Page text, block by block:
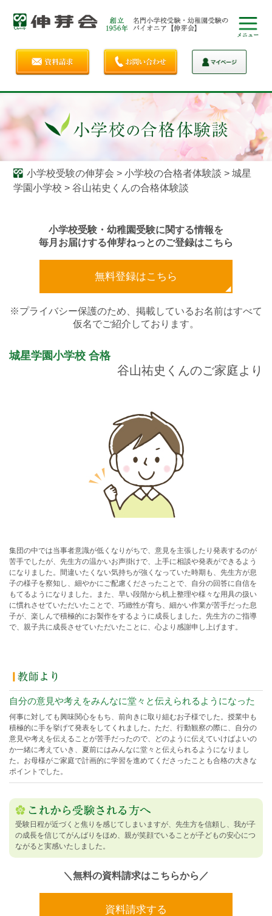
小学校受験の伸芽会 > 小学校の合格者体験談 > 城星
学園小学校 > 谷山祐史くんの合格体験談
小学校受験・幼稚園受験に関する情報を
毎月お届けする伸芽ねっとのご登録はこちら
無料登録はこちら
※プライバシー保護のため、掲載しているお名前はすべて
仮名でご紹介しております。
城星学園小学校 合格
谷山祐史くんのご家庭より
集団の中では当事者意識が低くなりがちで、意見を主張したり発表するのが
苦手でしたが、先生方の温かいお声掛けで、上手に相談や発表ができるよう
になりました。間違いたくない気持ちが強くなっていた時期も、先生方が息
子の様子を察知し、細やかにご配慮くださったことで、自分の回答に自信を
もてるようになりました。また、早い段階から机上整理や様々な用具の扱い
に慣れさせていただいたことで、巧緻性が育ち、細かい作業が苦手だった息
子が、楽しんで積極的にお製作をするように成長しました。先生方のご指導
で、親子共に成長させていただいたことに、心より感謝申し上げます。
自分の意見や考えをみんなに堂々と伝えられるようになった
何事に対しても興味関心をもち、前向きに取り組むお子様でした。授業中も
積極的に手を挙げて発表をしてくれました。ただ、行動観察の際に、自分の
意見や考えを伝えることが苦手だったので、どのように伝えていけばよいの
か一緒に考えていき、夏前にはみんなに堂々と伝えられるようになりまし
た。お母様がご家庭で計画的に学習を進めてくださったことも合格の大きな
ポイントでした。
受験日程が近づくと焦りを感じてしまいますが、先生方を信頼し、我が子
の成長を信じてがんばりをほめ、親が笑顔でいることが子どもの安心につ
ながると実感いたしました。
＼無料の資料請求はこちらから／
資料請求する